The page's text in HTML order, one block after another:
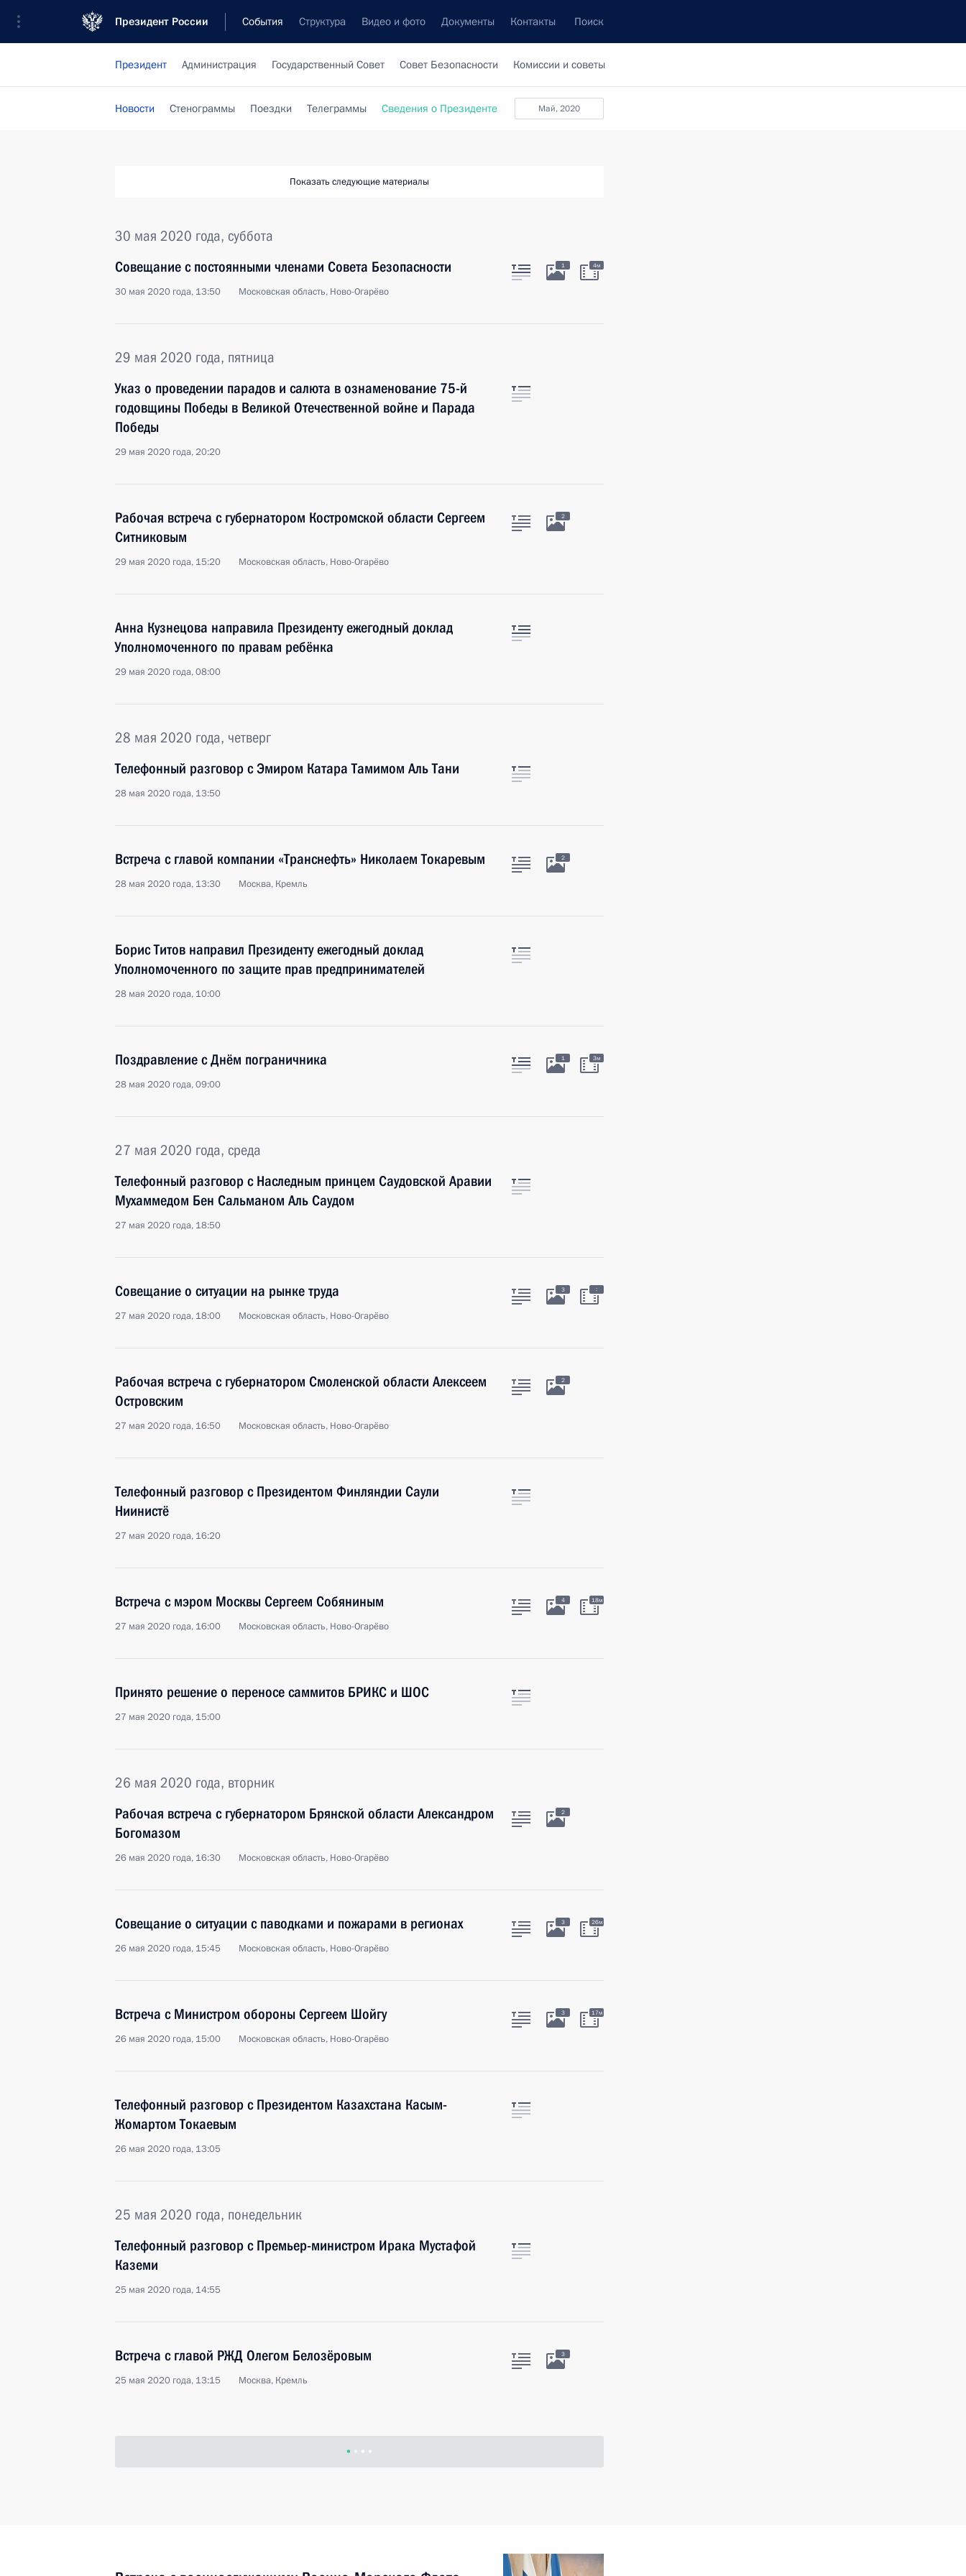
Президент России События Структура Видео и фото Документы Контакты Поиск
Президент Администрация Государственный Совет Совет Безопасности Комиссии и советы
май, 2020
Новости Стенограммы Поездки Телеграммы Сведения о Президенте
Показать следующие материалы
30 мая 2020 года, суббота
Совещание с постоянными членами Совета Безопасности
30 мая 2020 года, 13:50 Московская область, Ново-Огарёво
1 4м
29 мая 2020 года, пятница
Указ о проведении парадов и салюта в ознаменование 75-й
годовщины Победы в Великой Отечественной войне и Парада
Победы
29 мая 2020 года, 20:20
Рабочая встреча с губернатором Костромской области Сергеем
Ситниковым
29 мая 2020 года, 15:20 Московская область, Ново-Огарёво
2
Анна Кузнецова направила Президенту ежегодный доклад
Уполномоченного по правам ребёнка
29 мая 2020 года, 08:00
28 мая 2020 года, четверг
Телефонный разговор с Эмиром Катара Тамимом Аль Тани
28 мая 2020 года, 13:50
Встреча с главой компании «Транснефть» Николаем Токаревым
28 мая 2020 года, 13:30 Москва, Кремль
2
Борис Титов направил Президенту ежегодный доклад
Уполномоченного по защите прав предпринимателей
28 мая 2020 года, 10:00
Поздравление с Днём пограничника
28 мая 2020 года, 09:00
1 3м
27 мая 2020 года, среда
Телефонный разговор с Наследным принцем Саудовской Аравии
Мухаммедом Бен Сальманом Аль Саудом
27 мая 2020 года, 18:50
Совещание о ситуации на рынке труда
27 мая 2020 года, 18:00 Московская область, Ново-Огарёво
3 :
Рабочая встреча с губернатором Смоленской области Алексеем
Островским
27 мая 2020 года, 16:50 Московская область, Ново-Огарёво
2
Телефонный разговор с Президентом Финляндии Саули
Ниинистё
27 мая 2020 года, 16:20
Встреча с мэром Москвы Сергеем Собяниным
27 мая 2020 года, 16:00 Московская область, Ново-Огарёво
4 18м
Принято решение о переносе саммитов БРИКС и ШОС
27 мая 2020 года, 15:00
26 мая 2020 года, вторник
Рабочая встреча с губернатором Брянской области Александром
Богомазом
26 мая 2020 года, 16:30 Московская область, Ново-Огарёво
2
Совещание о ситуации с паводками и пожарами в регионах
26 мая 2020 года, 15:45 Московская область, Ново-Огарёво
3 26м
Встреча с Министром обороны Сергеем Шойгу
26 мая 2020 года, 15:00 Московская область, Ново-Огарёво
3 17м
Телефонный разговор с Президентом Казахстана Касым-
Жомартом Токаевым
26 мая 2020 года, 13:05
25 мая 2020 года, понедельник
Телефонный разговор с Премьер-министром Ирака Мустафой
Каземи
25 мая 2020 года, 14:55
Встреча с главой РЖД Олегом Белозёровым
25 мая 2020 года, 13:15 Москва, Кремль
3